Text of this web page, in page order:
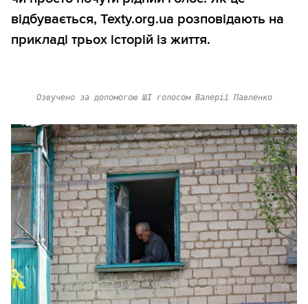
відбувається, Texty.org.ua розповідають на
прикладі трьох історій із життя.
Озвучено за допомогою ШІ голосом Валерії Павленко